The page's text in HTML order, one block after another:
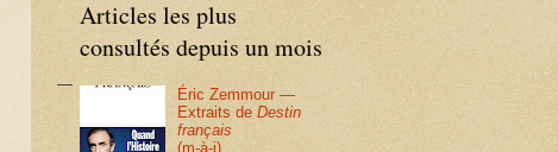
Articles les plus
consultés depuis un mois
Éric Zemmour —
Extraits deDestin
français
(m-à-j)